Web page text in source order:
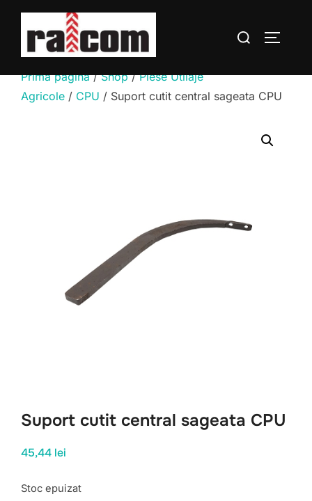
conținut
Caută
Prima pagină/Shop/Piese Utilaje
Agricole / CPU / Suport cutit central sageata CPU
Suport cutit central sageata CPU
45,44 lei
Stoc epuizat